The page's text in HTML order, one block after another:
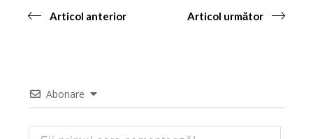
Articol anterior Articol următor
Abonare